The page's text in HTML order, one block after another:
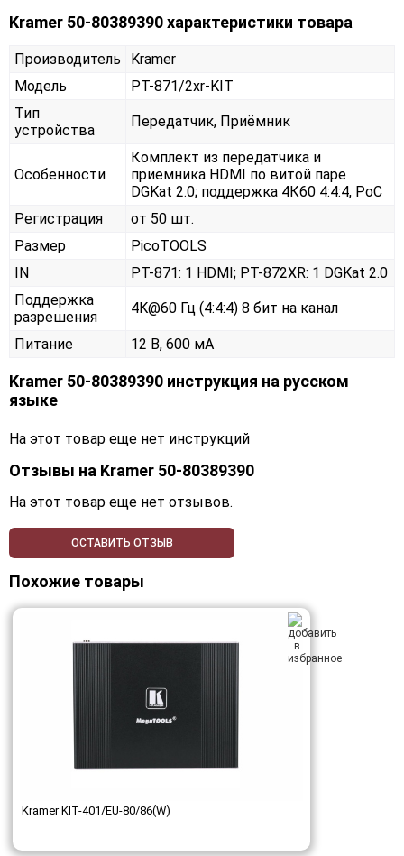
Kramer 50-80389390 характеристики товара
Производитель
Kramer
Модель
PT-871/2xr-KIT
Тип
устройства
Передатчик, Приёмник
Особенности
Комплект из передатчика и
приемника HDMI по витой паре
DGKat 2.0; поддержка 4К60 4:4:4, PoC
Регистрация
от 50 шт.
Размер
PicoTOOLS
IN
PT-871: 1 HDMI; PT-872XR: 1 DGKat 2.0
Поддержка
разрешения
4K@60 Гц (4:4:4) 8 бит на канал
Питание 12 В, 600 мА
Kramer 50-80389390 инструкция на русском
языке
На этот товар еще нет инструкций
Отзывы на Kramer 50-80389390
На этот товар еще нет отзывов.
ОСТАВИТЬ ОТЗЫВ
Похожие товары
Kramer KIT-401/EU-80/86(W)